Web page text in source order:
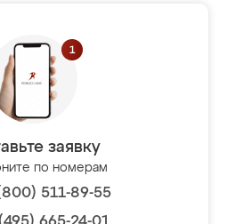
заявку
по номерам
511-89-55